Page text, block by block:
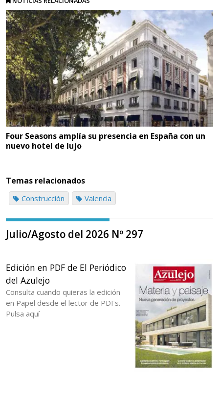
Four Seasons amplía su presencia en España con un
nuevo hotel de lujo
Temas relacionados
Construcción Valencia
Julio/Agosto del 2026 Nº 297
Edición en PDF de El Periódico
del Azulejo
Consulta cuando quieras la edición
en Papel desde el lector de PDFs.
Pulsa aquí